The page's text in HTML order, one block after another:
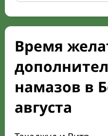
Время
намазов в
августа